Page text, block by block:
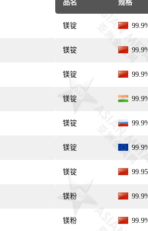
品名 规格
镁锭
镁锭
镁锭
镁锭
镁锭
镁锭
镁锭
镁粉
镁粉